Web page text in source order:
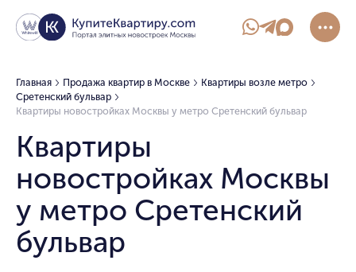
Главная Продажа квартир в Москве
Квартиры возле метро
Сретенский бульвар
Квартиры новостройках Москвы у метро Сретенский бульвар
Квартиры
новостройках Москвы
у метро Сретенский
бульвар